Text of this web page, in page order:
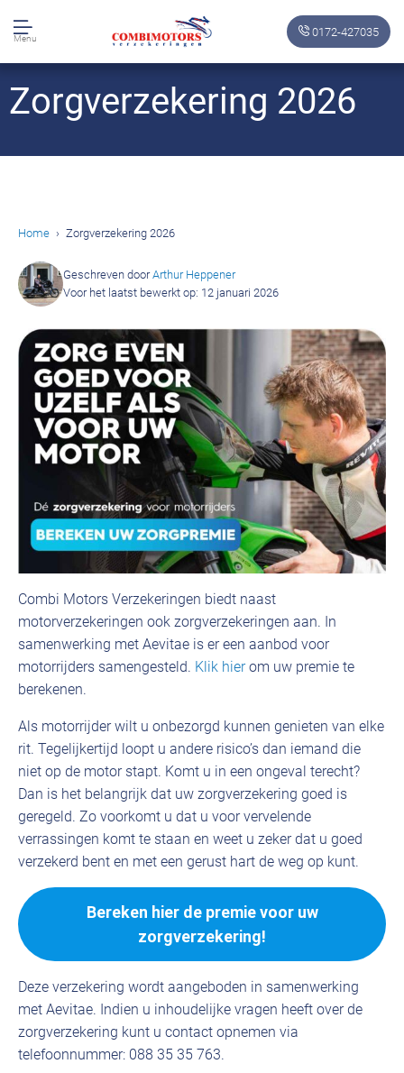
Menu 0172-427035
Zorgverzekering 2026
Home Zorgverzekering 2026
Geschreven doorArthur Heppener
Voor het laatst bewerkt op: 12 januari 2026
Combi Motors Verzekeringen biedt naast
motorverzekeringen ook zorgverzekeringen aan. In
samenwerking met Aevitae is er een aanbod voor
motorrijders samengesteld. Klik hierom uw premie te
berekenen.
Als motorrijder wilt u onbezorgd kunnen genieten van elke
rit. Tegelijkertijd loopt u andere risico’s dan iemand die
niet op de motor stapt. Komt u in een ongeval terecht?
Dan is het belangrijk dat uw zorgverzekering goed is
geregeld. Zo voorkomt u dat u voor vervelende
verrassingen komt te staan en weet u zeker dat u goed
verzekerd bent en met een gerust hart de weg op kunt.
Bereken hier de premie voor uw
zorgverzekering!
Deze verzekering wordt aangeboden in samenwerking
met Aevitae. Indien u inhoudelijke vragen heeft over de
zorgverzekering kunt u contact opnemen via
telefoonnummer: 088 35 35 763.